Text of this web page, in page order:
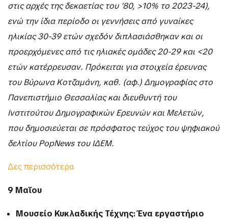
στις αρχές της δεκαετίας του ’80, >10% το 2023-24),
ενώ την ίδια περίοδο οι γεννήσεις από γυναίκες
ηλικίας 30-39 ετών σχεδόν διπλασιάσθηκαν και οι
προερχόμενες από τις ηλιακές ομάδες 20-29 και <20
ετών κατέρρευσαν. Πρόκειται για στοιχεία έρευνας
του Βύρωνα Κοτζαμάνη, καθ. (αφ.) Δημογραφίας στο
Πανεπιστήμιο Θεσσαλίας και διευθυντή του
Ινστιτούτου Δημογραφικών Ερευνών και Μελετών,
που δημοσιεύεται σε πρόσφατος τεύχος του ψηφιακού
δελτίου PopNews του ΙΔΕΜ.
Δες περισσότερα
9 Μαΐου
Μουσείο Κυκλαδικής Τέχνης: Ένα εργαστήριο